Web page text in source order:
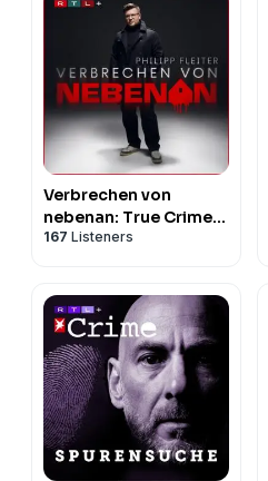
Verbrechen von
nebenan: True Crime
aus der
167 Listeners